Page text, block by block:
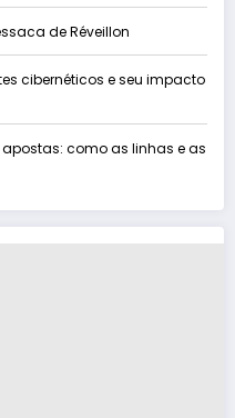
de Réveillon
cibernéticos e seu impacto
como as linhas e as